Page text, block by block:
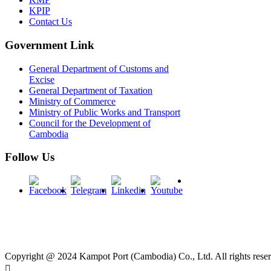
KPIP
Contact Us
Government Link
General Department of Customs and
Excise
General Department of Taxation
Ministry of Commerce
Ministry of Public Works and Transport
Council for the Development of
Cambodia
Follow Us
Copyright @ 2024 Kampot Port (Cambodia) Co., Ltd. All rights